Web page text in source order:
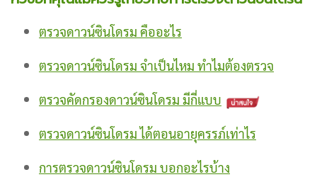
ตรวจดาวน์ซินโดรม คืออะไร
ตรวจดาวน์ซินโดรม จําเป็นไหม ทำไมต้องตรวจ
ตรวจคัดกรองดาวน์ซินโดรม มีกี่แบบ
ตรวจดาวน์ซินโดรม ได้ตอนอายุครรภ์เท่าไร
การตรวจดาวน์ซินโดรม บอกอะไรบ้าง